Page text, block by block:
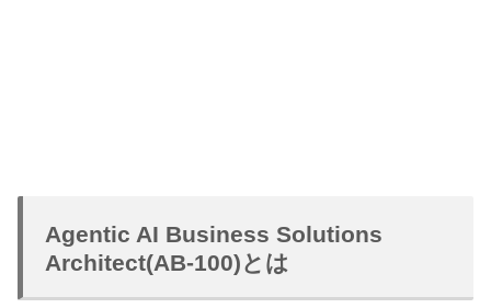
Agentic AI Business Solutions
Architect(AB-100)とは